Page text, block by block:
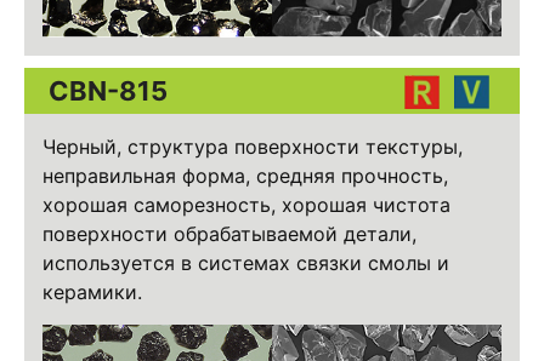
CBN-815
Черный, структура поверхности текстуры,
неправильная форма, средняя прочность,
хорошая саморезность, хорошая чистота
поверхности обрабатываемой детали,
используется в системах связки смолы и
керамики.